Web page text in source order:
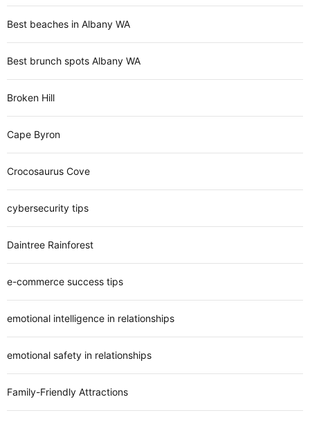
Best beaches in Albany WA
Best brunch spots Albany WA
Broken Hill
Cape Byron
Crocosaurus Cove
cybersecurity tips
Daintree Rainforest
e-commerce success tips
emotional intelligence in relationships
emotional safety in relationships
Family-Friendly Attractions